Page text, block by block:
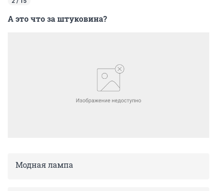
А это что за штуковина?
Модная лампа